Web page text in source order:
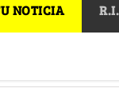
NOTICIA